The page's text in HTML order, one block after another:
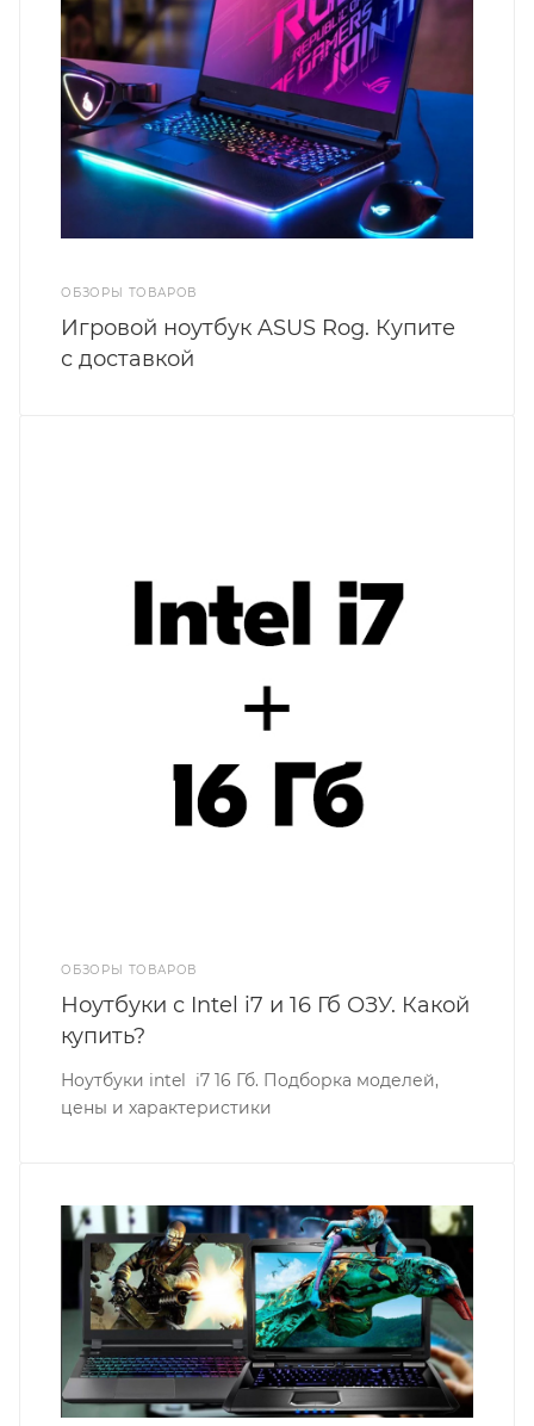
ОБЗОРЫ ТОВАРОВ
Игровой ноутбук ASUS Rog. Купите
с доставкой
ОБЗОРЫ ТОВАРОВ
Ноутбуки с Intel i7 и 16 Гб ОЗУ. Какой
купить?
Ноутбуки intel i7 16 Гб. Подборка моделей,
цены и характеристики